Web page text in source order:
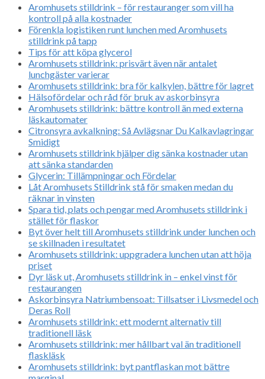
Aromhusets stilldrink – för restauranger som vill ha
kontroll på alla kostnader
Förenkla logistiken runt lunchen med Aromhusets
stilldrink på tapp
Tips för att köpa glycerol
Aromhusets stilldrink: prisvärt även när antalet
lunchgäster varierar
Aromhusets stilldrink: bra för kalkylen, bättre för lagret
Hälsofördelar och råd för bruk av askorbinsyra
Aromhusets stilldrink: bättre kontroll än med externa
läskautomater
Citronsyra avkalkning: Så Avlägsnar Du Kalkavlagringar
Smidigt
Aromhusets stilldrink hjälper dig sänka kostnader utan
att sänka standarden
Glycerin: Tillämpningar och Fördelar
Låt Aromhusets Stilldrink stå för smaken medan du
räknar in vinsten
Spara tid, plats och pengar med Aromhusets stilldrink i
stället för flaskor
Byt över helt till Aromhusets stilldrink under lunchen och
se skillnaden i resultatet
Aromhusets stilldrink: uppgradera lunchen utan att höja
priset
Dyr läsk ut, Aromhusets stilldrink in – enkel vinst för
restaurangen
Askorbinsyra Natriumbensoat: Tillsatser i Livsmedel och
Deras Roll
Aromhusets stilldrink: ett modernt alternativ till
traditionell läsk
Aromhusets stilldrink: mer hållbart val än traditionell
flaskläsk
Aromhusets stilldrink: byt pantflaskan mot bättre